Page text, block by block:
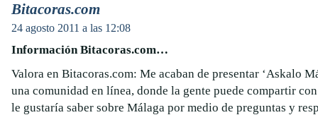
Bitacoras.com
24 agosto 2011 a las 12:08
Información Bitacoras.com…
Valora en Bitacoras.com: Me acaban de presentar ‘Askalo
una comunidad en línea, donde la gente puede compartir
le gustaría saber sobre Málaga por medio de preguntas y